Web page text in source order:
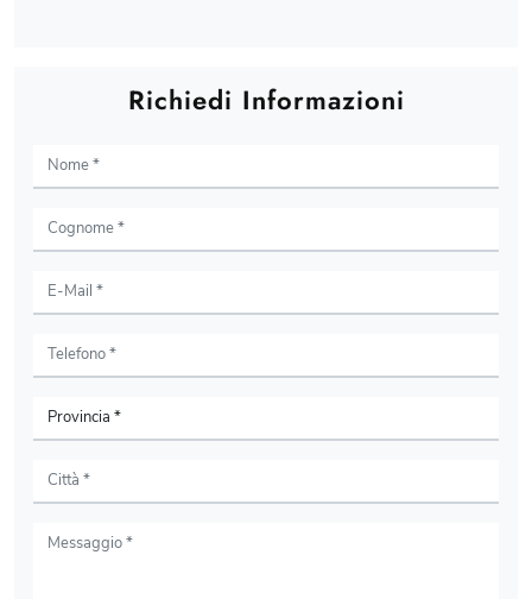
Richiedi Informazioni